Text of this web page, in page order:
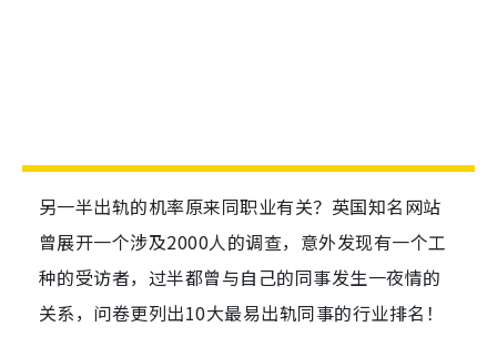
另一半出轨的机率原来同职业有关？英国知名网站
曾展开一个涉及2000人的调查，意外发现有一个工
种的受访者，过半都曾与自己的同事发生一夜情的
关系，问卷更列出10大最易出轨同事的行业排名！